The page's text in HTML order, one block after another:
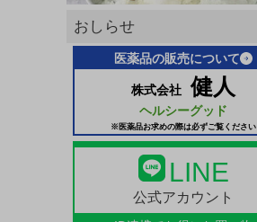
おしらせ
医薬品の販売について
株式会社 健人
ヘルシーグッド
※医薬品お求めの際は必ずご覧ください
LINE
公式アカウント